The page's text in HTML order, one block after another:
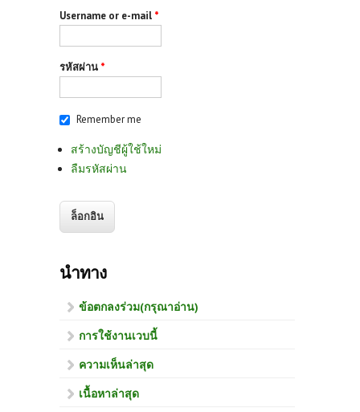
Username or e-mail *
รหัสผ่าน *
Remember me
สร้างบัญชีผู้ใช้ใหม่
ลืมรหัสผ่าน
นำทาง
ข้อตกลงร่วม(กรุณาอ่าน)
การใช้งานเวบนี้
ความเห็นล่าสุด
เนื้อหาล่าสุด